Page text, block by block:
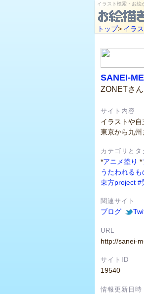
イラスト検索・お絵
トップ> イラ
SANEI-
ZONETさん
サイト内容
イラストや
東京から九州
カテゴリとタ
*アニメ塗り *
うたわれるも
東方project #
関連サイト
ブログ
URL
http://sanei-
サイトID
19540
情報更新日時